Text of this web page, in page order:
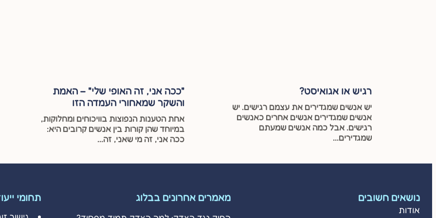
רגיש או אגואיסט?
יש אנשים שמגדירים את עצמם רגישים. יש
אנשים שמגדירים אנשים אחרים כאנשים
רגישים. אבל כמה אנשים שמעתם
שמגדירים...
"ככה אני, זה האופי שלי" – האמת
והשקר שמאחורי העמדה הזו
אחת הטענות הנפוצות בוויכוחים ומחלוקות,
במיוחד שהן קורות בין אנשים קרובים היא:
ככה אני, זה מי שאני, זה...
נושאים חשובים
אודות
מאמרים אחרונים בבלוג תחומי